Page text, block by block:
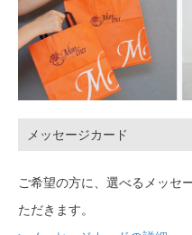
メッセージカード
ご希望の方に、選べるメッセ
ただきます。